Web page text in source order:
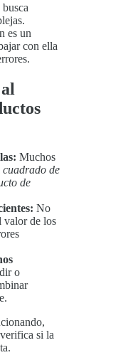
es un
con ella
Muchos
cuadrado de
de
No
valor de los
o
si la